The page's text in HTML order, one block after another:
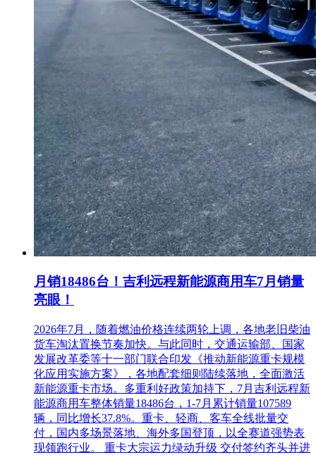
说明一：评标价是指经澄清、补正和
修正算术计算错误的投标报价。
说明二：评标委员会在评标报告上签
字后，评标基准价不因招投标当事人
质疑、投诉、复议以及其它任何情形
说明三：上文“有效投标文件”是指经初
步评审合格的投标文件。
投标报
价的偏
差率计
算公式
偏差率=100%×（投标人评标价－评标
基准价）/评标基准价，偏差率计算结
果保留三位小数。
条款号
评分因
素（偏
评分标准
最高
分
2.2.4（1）
标
报
价
评
分
标
准
投标报
价与评
标基准
价
1.等于评标基准价得满分。
得分。
3.每低于评标基准价1%
扣 0.5 分，偏离不足1%的，按照
插入法计算得分。
以有效投标文件的最低评标价或
次低评标价为评标基准价时，低
于或等于评标基准价得满分。
50.00
月销18486台！吉利远程新能源商用车7月销量
亮眼！
2026年7月，随着燃油价格连续两轮上调，各地老旧柴油
货车淘汰置换节奏加快。与此同时，交通运输部、国家
发展改革委等十一部门联合印发《推动新能源重卡规模
化应用实施方案》，各地配套细则陆续落地，全面激活
新能源重卡市场。多重利好政策加持下，7月吉利远程新
能源商用车整体销量18486台，1-7月累计销量107589
辆，同比增长37.8%。重卡、轻商、客车全线批量交
付，国内多场景落地、海外多国登顶，以全赛道强势表
现领跑行业。 重卡大宗运力绿动升级 交付签约齐头并进